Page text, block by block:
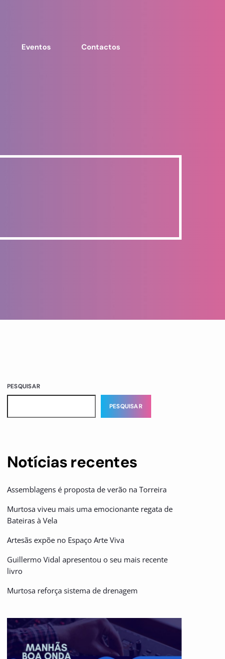
Eventos Contactos
PESQUISAR
PESQUISAR
Notícias recentes
Assemblagens é proposta de verão na Torreira
Murtosa viveu mais uma emocionante regata de
Bateiras à Vela
Artesãs expõe no Espaço Arte Viva
Guillermo Vidal apresentou o seu mais recente
livro
Murtosa reforça sistema de drenagem